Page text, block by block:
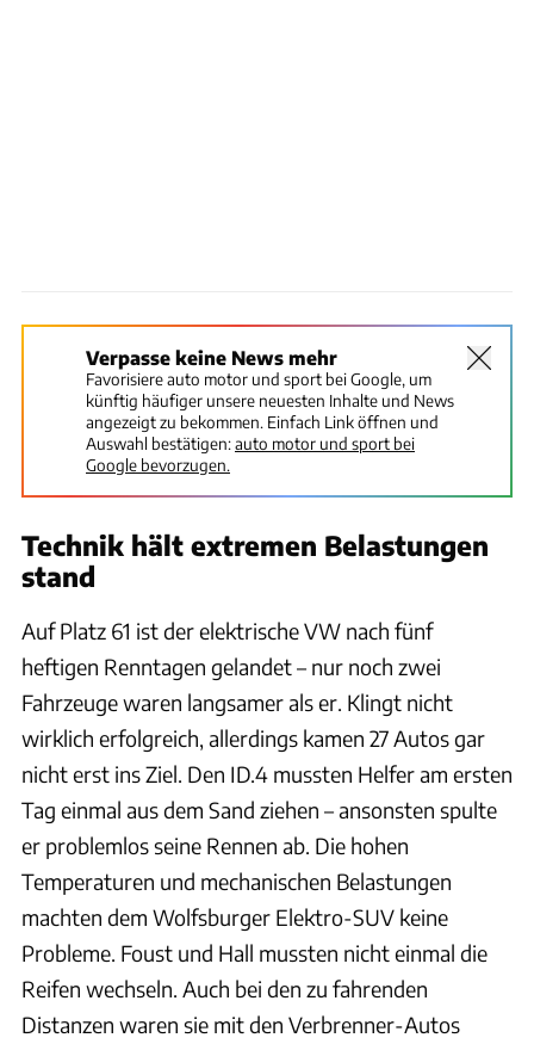
Verpasse keine News mehr
Favorisiere auto motor und sport bei Google, um
künftig häufiger unsere neuesten Inhalte und News
angezeigt zu bekommen. Einfach Link öffnen und
Auswahl bestätigen:auto motor und sport bei
Google bevorzugen.
Technik hält extremen Belastungen
stand
Auf Platz 61 ist der elektrische VW nach fünf
heftigen Renntagen gelandet – nur noch zwei
Fahrzeuge waren langsamer als er. Klingt nicht
wirklich erfolgreich, allerdings kamen 27 Autos gar
nicht erst ins Ziel. Den ID.4 mussten Helfer am ersten
Tag einmal aus dem Sand ziehen – ansonsten spulte
er problemlos seine Rennen ab. Die hohen
Temperaturen und mechanischen Belastungen
machten dem Wolfsburger Elektro-SUV keine
Probleme. Foust und Hall mussten nicht einmal die
Reifen wechseln. Auch bei den zu fahrenden
Distanzen waren sie mit den Verbrenner-Autos